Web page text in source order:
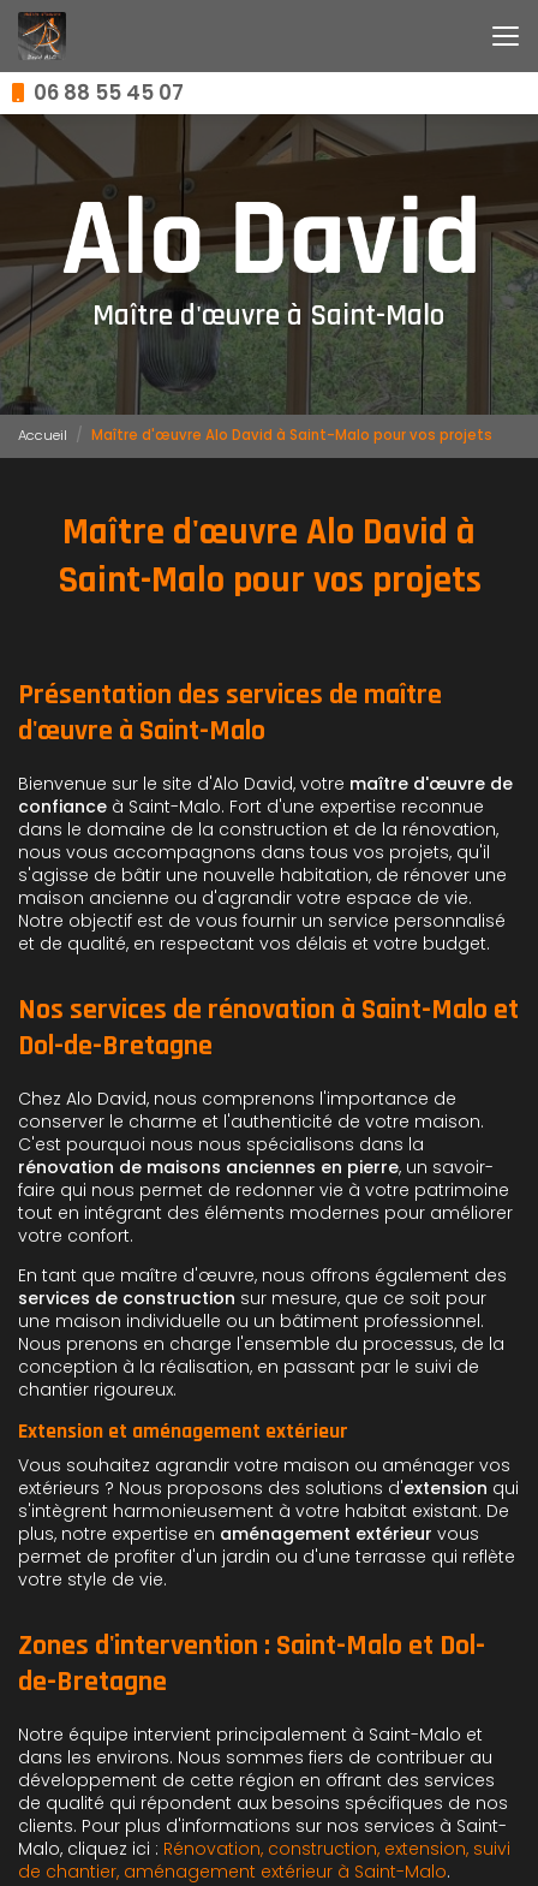
Aller
au
contenu
principal06 88 55 45 07
Maître d'œuvre à Saint-Malo
Accueil Maître d'œuvre Alo David à Saint-Malo pour vos projets
Maître d'œuvre Alo David à
Saint-Malo pour vos projets
Présentation des services de maître
d'œuvre à Saint-Malo
Bienvenue sur le site d'Alo David, votre maître d'œuvre de
confiance à Saint-Malo. Fort d'une expertise reconnue
dans le domaine de la construction et de la rénovation,
nous vous accompagnons dans tous vos projets, qu'il
s'agisse de bâtir une nouvelle habitation, de rénover une
maison ancienne ou d'agrandir votre espace de vie.
Notre objectif est de vous fournir un service personnalisé
et de qualité, en respectant vos délais et votre budget.
Nos services de rénovation à Saint-Malo et
Dol-de-Bretagne
Chez Alo David, nous comprenons l'importance de
conserver le charme et l'authenticité de votre maison.
C'est pourquoi nous nous spécialisons dans la
rénovation de maisons anciennes en pierre, un savoir-
faire qui nous permet de redonner vie à votre patrimoine
tout en intégrant des éléments modernes pour améliorer
votre confort.
En tant que maître d'œuvre, nous offrons également des
services de construction sur mesure, que ce soit pour
une maison individuelle ou un bâtiment professionnel.
Nous prenons en charge l'ensemble du processus, de la
conception à la réalisation, en passant par le suivi de
chantier rigoureux.
Extension et aménagement extérieur
Vous souhaitez agrandir votre maison ou aménager vos
extérieurs ? Nous proposons des solutions d'extension qui
s'intègrent harmonieusement à votre habitat existant. De
plus, notre expertise en aménagement extérieur vous
permet de profiter d'un jardin ou d'une terrasse qui reflète
votre style de vie.
Zones d'intervention : Saint-Malo et Dol-
de-Bretagne
Notre équipe intervient principalement à Saint-Malo et
dans les environs. Nous sommes fiers de contribuer au
développement de cette région en offrant des services
de qualité qui répondent aux besoins spécifiques de nos
clients. Pour plus d'informations sur nos services à Saint-
Malo, cliquez ici : Rénovation, construction, extension, suivi
de chantier, aménagement extérieur à Saint-Malo.